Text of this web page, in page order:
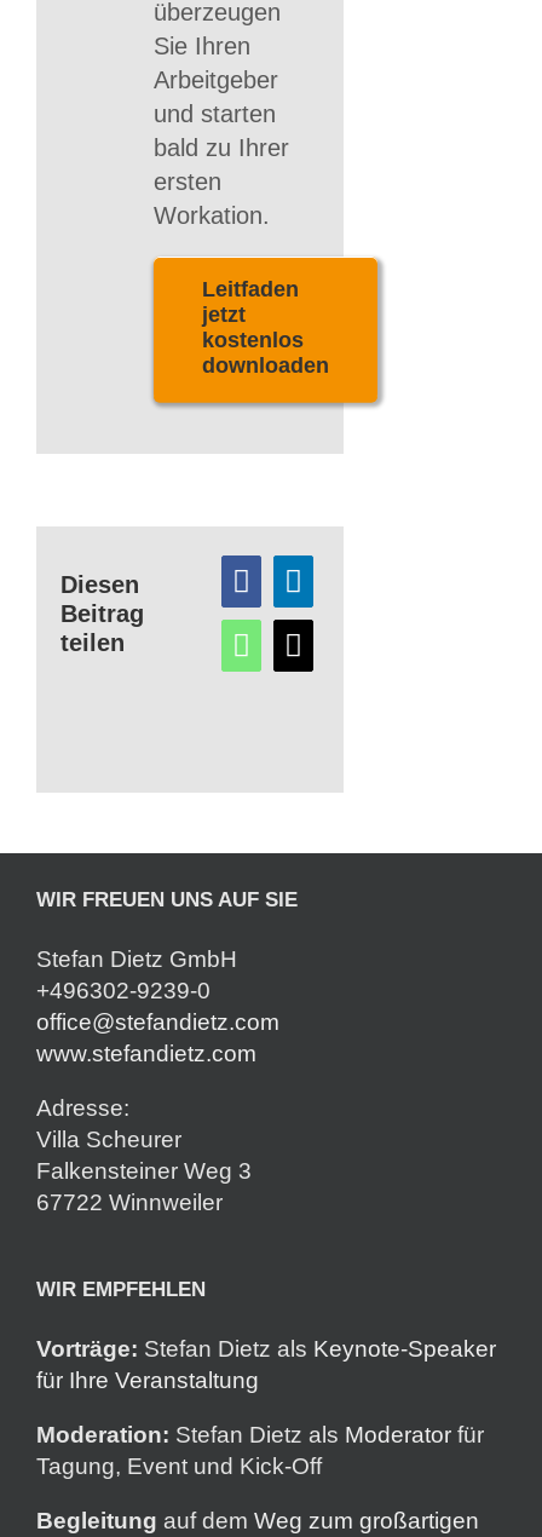
überzeugen
Sie Ihren
Arbeitgeber
und starten
bald zu Ihrer
ersten
Workation.
Leitfaden
jetzt
kostenlos
downloaden
Diesen
Beitrag
teilen
WIR FREUEN UNS AUF SIE
Stefan Dietz GmbH
+496302-9239-0
office@stefandietz.com
www.stefandietz.com
Adresse:
Villa Scheurer
Falkensteiner Weg 3
67722 Winnweiler
WIR EMPFEHLEN
Vorträge: Stefan Dietz als Keynote-Speaker
für Ihre Veranstaltung
Moderation: Stefan Dietz als Moderator für
Tagung, Event und Kick-Off
Begleitung auf dem Weg zum großartigen